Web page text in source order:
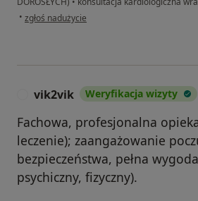
• w opinii użytkownika Krystyna
zgłoś nadużycie
vik2vik Weryfikacja wizyty
Fachowa, profesjonalna
leczenie); zaangażowanie
bezpieczeństwa, pełna
psychiczny, fizyczny).